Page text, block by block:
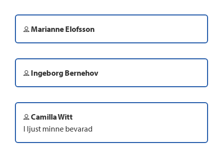
Marianne Elofsson
Ingeborg Bernehov
Camilla Witt
I ljust minne bevarad